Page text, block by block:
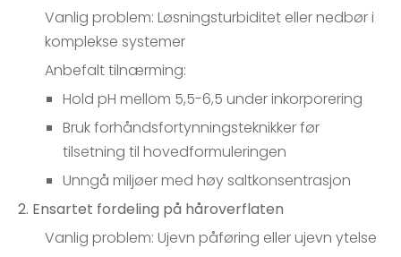
Vanlig problem: Løsningsturbiditet eller nedbør i
komplekse systemer
Anbefalt tilnærming:
Hold pH mellom 5,5-6,5 under inkorporering
Bruk forhåndsfortynningsteknikker før
tilsetning til hovedformuleringen
Unngå miljøer med høy saltkonsentrasjon
2. Ensartet fordeling på håroverflaten
Vanlig problem: Ujevn påføring eller ujevn ytelse